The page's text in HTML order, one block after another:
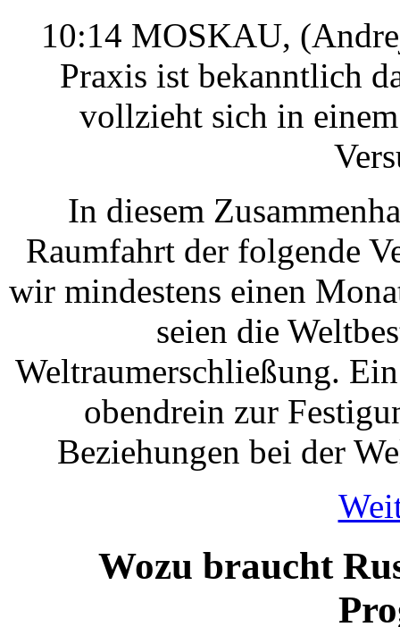
10:14 MOSKAU,
Praxis ist bekanntlich
vollzieht sich in
In diesem
Raumfahrt der folgende
wir mindestens einen
seien die
Weltraumerschließung.
obendrein zur
Beziehungen bei der
Wozu braucht